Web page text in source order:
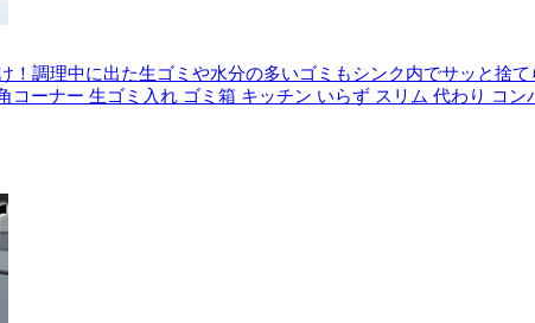
調理中に出た生ゴミや水分の多いゴミもシンク内でサッと捨
コーナー 生ゴミ入れ ゴミ箱 キッチン いらず スリム 代わり コ